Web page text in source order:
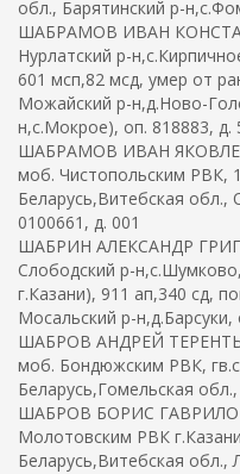
обл., Барятинский р-
ШАБРАМОВ ИВАН
Нурлатский р-
601 мсп,82 мсд, умер от
Можайский р-н,д.Ново-
н,с.Мокрое), оп. 818883, д.
ШАБРАМОВ ИВАН
моб. Чистопольским РВК,
Беларусь,Витебская обл.,
0100661, д. 001
ШАБРИН АЛЕКСАНДР
Слободский р-
г.Казани), 911 ап,340 сд,
Мосальский р-н,д.Барсуки,
ШАБРОВ АНДРЕЙ
моб. Бондюжским РВК,
Беларусь,Гомельская
ШАБРОВ БОРИС
Молотовским РВК
Беларусь,Витебская обл.,